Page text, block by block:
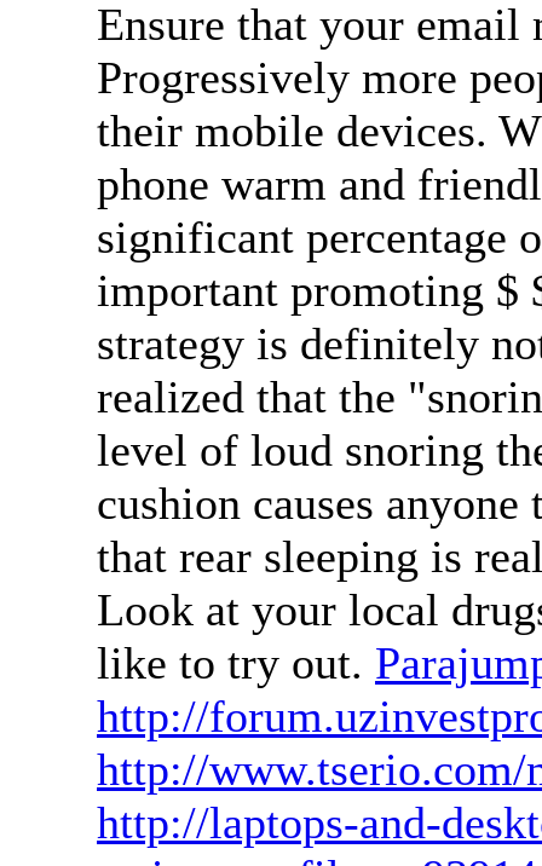
Ensure that your email
Progressively more
their mobile devices.
phone warm and
significant percentage
important promoting $
strategy is definitely
realized that the
level of loud snoring
cushion causes
that rear sleeping is
Look at your local
like to try out.
http://
http://www.tserio.com/
http://laptops-and-